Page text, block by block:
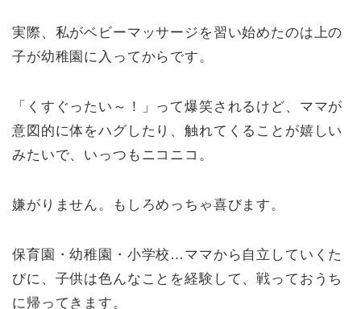
実際、私がベビーマッサージを習い始めたのは上の
子が幼稚園に入ってからです。
「くすぐったい～！」って爆笑されるけど、ママが
意図的に体をハグしたり、触れてくることが嬉しい
みたいで、いっつもニコニコ。
嫌がりません。もしろめっちゃ喜びます。
保育園・幼稚園・小学校…ママから自立していくた
びに、子供は色んなことを経験して、戦っておうち
に帰ってきます。